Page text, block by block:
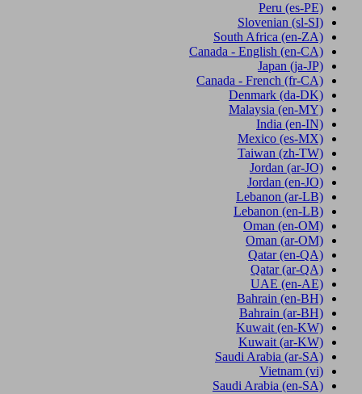
Peru (es-PE)
Slovenian (sl-SI)
South Africa (en-ZA)
Canada - English (en-CA)
Japan (ja-JP)
Canada - French (fr-CA)
Denmark (da-DK)
Malaysia (en-MY)
India (en-IN)
Mexico (es-MX)
Taiwan (zh-TW)
Jordan (ar-JO)
Jordan (en-JO)
Lebanon (ar-LB)
Lebanon (en-LB)
Oman (en-OM)
Oman (ar-OM)
Qatar (en-QA)
Qatar (ar-QA)
UAE (en-AE)
Bahrain (en-BH)
Bahrain (ar-BH)
Kuwait (en-KW)
Kuwait (ar-KW)
Saudi Arabia (ar-SA)
Vietnam (vi)
Saudi Arabia (en-SA)